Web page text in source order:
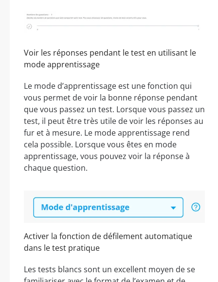
Voir les réponses pendant le test en utilisant le
mode apprentissage
Le mode d’apprentissage est une fonction qui
vous permet de voir la bonne réponse pendant
que vous passez un test. Lorsque vous passez un
test, il peut être très utile de voir les réponses au
fur et à mesure. Le mode apprentissage rend
cela possible. Lorsque vous êtes en mode
apprentissage, vous pouvez voir la réponse à
chaque question.
Activer la fonction de défilement automatique
dans le test pratique
Les tests blancs sont un excellent moyen de se